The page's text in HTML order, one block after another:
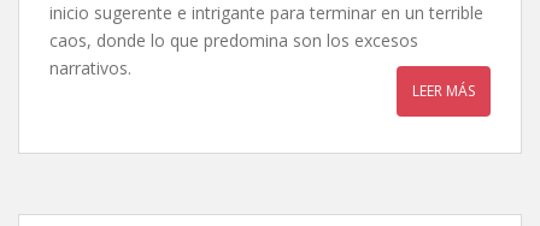
inicio sugerente e intrigante para terminar en un terrible
caos, donde lo que predomina son los excesos
narrativos.
LEER MÁS